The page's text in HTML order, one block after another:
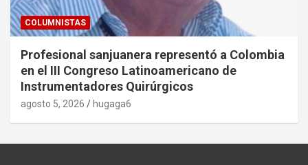
COLUMNISTAS
Profesional sanjuanera representó a Colombia
en el III Congreso Latinoamericano de
Instrumentadores Quirúrgicos
agosto 5, 2026 hugaga6